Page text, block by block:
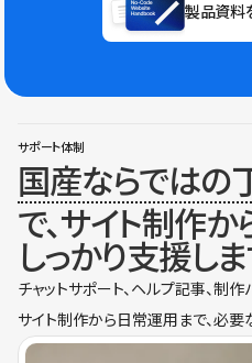
製品資料
サポート体制
国産ならではの
で、サイト制作
しっかり支援しま
チャットサポート、ヘルプ記事、制作
サイト制作から日常運用まで、必要